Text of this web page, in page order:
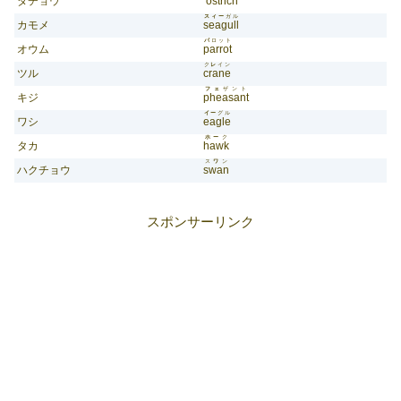
カモメ seagull
スィー ガル
オウム parrot
パ ロット
ツル crane
ク レ イン
キジ pheasant
フェザント
ワシ eagle
イー グル
タカ hawk
ホー ク
ハクチョウ swan
ス ワ ン
スポンサーリンク